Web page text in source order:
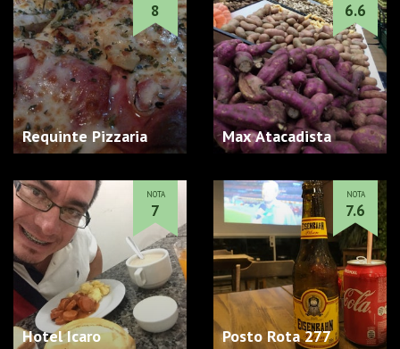
Requinte Pizzaria
8
Max Atacadista
6.6
Hotel Icaro
NOTA
7
Posto Rota 277
NOTA
7.6